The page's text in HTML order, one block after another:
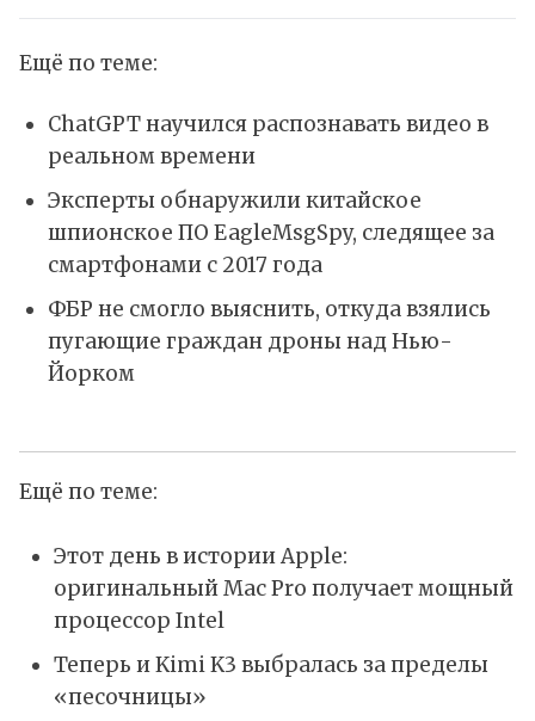
Ещё по теме:
ChatGPT научился распознавать видео в
реальном времени
Эксперты обнаружили китайское
шпионское ПО EagleMsgSpy, следящее за
смартфонами с 2017 года
ФБР не смогло выяснить, откуда взялись
пугающие граждан дроны над Нью-
Йорком
Ещё по теме:
Этот день в истории Apple:
оригинальный Mac Pro получает мощный
процессор Intel
Теперь и Kimi K3 выбралась за пределы
«песочницы»